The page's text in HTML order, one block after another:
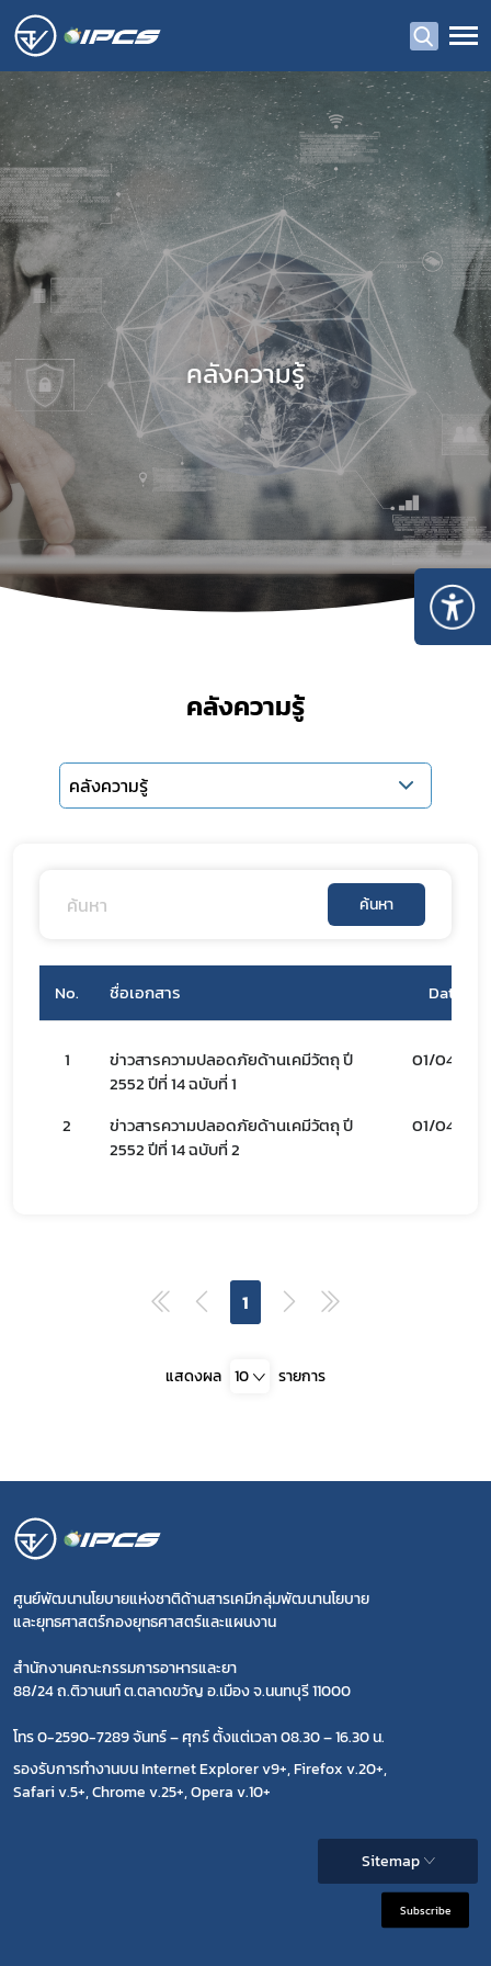
คลังความรู้
คลังความรู้
คลังความรู้
ค้นหา
No. ชื่อเอกสาร Date
1
ข่าวสารความปลอดภัยด้านเคมีวัตถุ ปี
2552 ปีที่ 14 ฉบับที่ 1
01/04/52
2
ข่าวสารความปลอดภัยด้านเคมีวัตถุ ปี
2552 ปีที่ 14 ฉบับที่ 2
01/04/52
1
แสดงผล 10 รายการ
ศูนย์พัฒนานโยบายแห่งชาติด้านสารเคมีกลุ่มพัฒนานโยบาย
และยุทธศาสตร์กองยุทธศาสตร์และแผนงาน
สำนักงานคณะกรรมการอาหารและยา
88/24 ถ.ติวานนท์ ต.ตลาดขวัญ อ.เมือง จ.นนทบุรี 11000
โทร 0-2590-7289 จันทร์ – ศุกร์ ตั้งแต่เวลา 08.30 – 16.30 น.
รองรับการทำงานบน Internet Explorer v9+, Firefox v.20+,
Safari v.5+, Chrome v.25+, Opera v.10+
Sitemap
Subscribe
Subscribe
covid